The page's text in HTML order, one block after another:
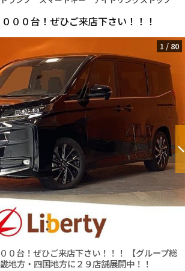
００台！ぜひご来店下さい！！！
０台！ぜひご来店下さい！！！ 【グループ総
地方・四国地方に２９店舗展開中！！
1 / 80